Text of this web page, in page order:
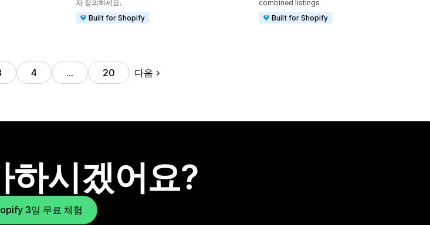
자 정의하세요.
Built for Shopify
combined listings
Built for Shopify
4 … 20 다음
하시겠어요?
3일 무료 체험